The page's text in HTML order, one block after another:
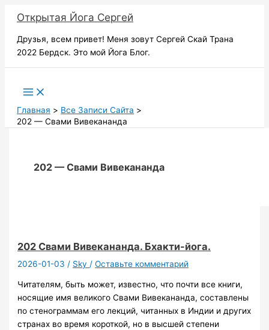
содержимому
Открытая Йога Сергей
Друзья, всем привет! Меня зовут Сергей Скай Трана
2022 Бердск. Это мой Йога Блог.
Главная
Все Записи Сайта
202 — Свами Вивекананда
202 — Свами Вивекананда
202 Свами Вивекананда. Бхакти-йога.
2026-01-03 / Sky /Оставьте комментарий
Читателям, быть может, известно, что почти все книги,
носящие имя великого Свами Вивекананда, составлены
по стенограммам его лекций, читанных в Индии и других
странах во время короткой, но в высшей степени